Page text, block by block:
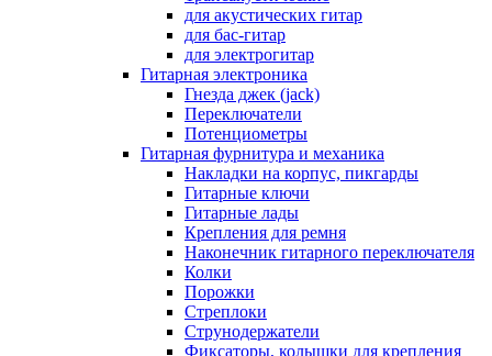
для акустических гитар
для бас-гитар
для электрогитар
Гитарная электроника
Гнезда джек (jack)
Переключатели
Потенциометры
Гитарная фурнитура и механика
Накладки на корпус, пикгарды
Гитарные ключи
Гитарные лады
Крепления для ремня
Наконечник гитарного переключателя
Колки
Порожки
Стреплоки
Струнодержатели
Фиксаторы, колышки для крепления